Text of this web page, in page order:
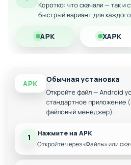
валюта
Отсутствие надоедливой
Улучшенная
Все премиум-функции
Коротко: что скачали — так
быстрый вариант для
APK XAPK
APK Обычная установка
Откройте файл — Android
стандартное приложение
файловый менеджер).
1 Нажмите на APK
Откройте через «Файлы» или